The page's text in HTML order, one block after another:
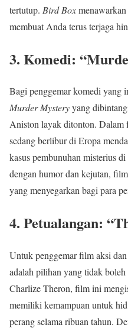
tertutup. Bird Box
membuat Anda terus terjaga
3. Komedi:
Bagi penggemar komedi yang
Murder Mysteryyang
Aniston layak ditonton. Dalam
sedang berlibur di Eropa
kasus pembunuhan misterius
dengan humor dan kejutan,
yang menyegarkan bagi para
4. Petualangan:
Untuk penggemar film aksi
adalah pilihan yang tidak
Charlize Theron, film ini
memiliki kemampuan untuk
perang selama ribuan tahun.